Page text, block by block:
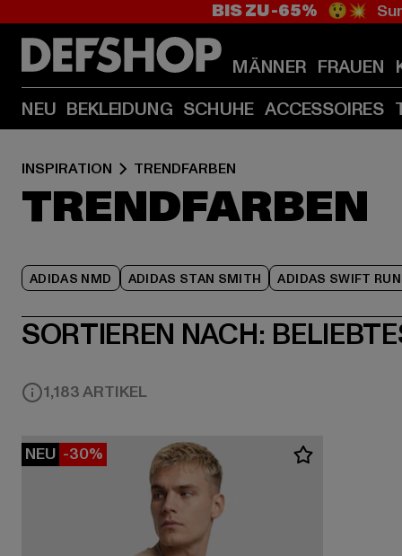
BIS ZU -65% 😲💥
MÄNNER FRAUEN
NEU BEKLEIDUNG SCHUHE ACCESSOIRES
INSPIRATION TRENDFARBEN
TRENDFARBEN
ADIDAS NMD ADIDAS STAN SMITH ADIDAS SWIFT RUN
SORTIEREN NACH:
1,183 ARTIKEL
NEU -30%